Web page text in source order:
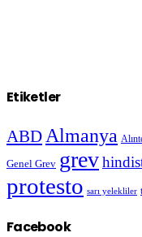
Etiketler
ABD Almanya
Genel Grev grev
protesto sarı yelekliler
Facebook